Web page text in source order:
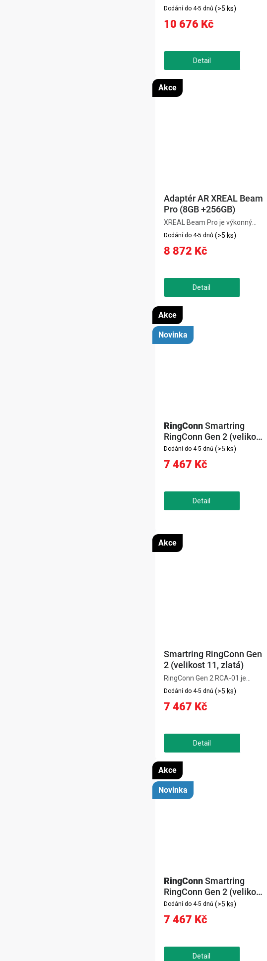
Dodání do 4-5 dnů (>5 ks)
10 676 Kč
výkonný nákrčník pro brýle XR,
který umožňuje hraní, sledování
filmů i práci na cestách.
Adaptér AR XREAL Beam
Pro (8GB +256GB)
Akce
Dodání do 4-5 dnů (>5 ks)
8 872 Kč
XREAL Beam Pro je výkonný
adaptér pro AR brýle, který
umožňuje přenášet hry, filmy a
aplikace do pohlcujícího 3D
3D...
RingConn Smartring
RingConn Gen 2 (velikost
10, černý)
Akce
Novinka
Dodání do 4-5 dnů (>5 ks)
7 467 Kč
Smartring RingConn Gen
2 (velikost 11, zlatá)
Akce
Dodání do 4-5 dnů (>5 ks)
7 467 Kč
RingConn Gen 2 RCA-01 je
ultratenký chytrý prsten (2 mm,
2 g), který nabízí přesné
sledování spánku, stresu a
předplatného....
RingConn Smartring
RingConn Gen 2 (velikost
13, černý)
Akce
Novinka
Dodání do 4-5 dnů (>5 ks)
7 467 Kč